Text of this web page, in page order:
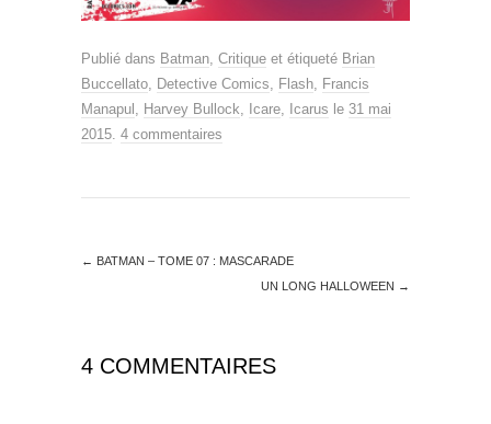
Publié dans Batman, Critique et étiqueté Brian
Buccellato, Detective Comics, Flash, Francis
Manapul , Harvey Bullock, Icare, Icarus le 31 mai
2015. 4 commentaires
← BATMAN – TOME 07 : MASCARADE
UN LONG HALLOWEEN →
4 COMMENTAIRES